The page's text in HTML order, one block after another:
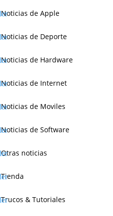
Noticias de Apple
Noticias de Deporte
Noticias de Hardware
Noticias de Internet
Noticias de Moviles
Noticias de Software
Otras noticias
Tienda
Trucos & Tutoriales